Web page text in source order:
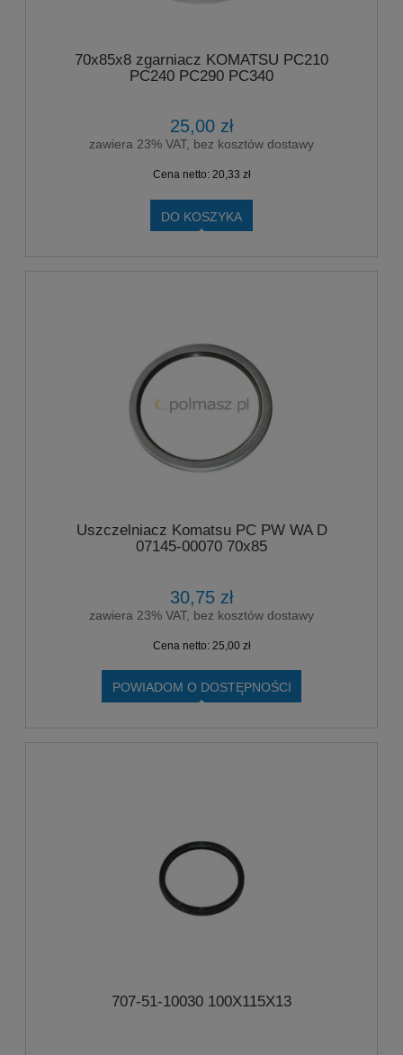
70x85x8 zgarniacz KOMATSU PC210
PC240 PC290 PC340
25,00 zł
zawiera 23% VAT, bez kosztów dostawy
Cena netto: 20,33 zł
DO KOSZYKA
Uszczelniacz Komatsu PC PW WA D
07145-00070 70x85
30,75 zł
zawiera 23% VAT, bez kosztów dostawy
Cena netto: 25,00 zł
POWIADOM O DOSTĘPNOŚCI
707-51-10030 100X115X13